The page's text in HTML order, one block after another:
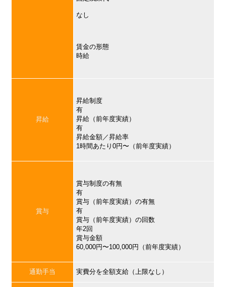
なし
賃金の形態
時給
昇給
昇給制度
有
昇給（前年度実績）
有
昇給金額／昇給率
1時間あたり0円〜（前年度実績）
賞与
賞与制度の有無
有
賞与（前年度実績）の有無
有
賞与（前年度実績）の回数
年2回
賞与金額
60,000円〜100,000円（前年度実績）
通勤手当 実費分を全額支給（上限なし）